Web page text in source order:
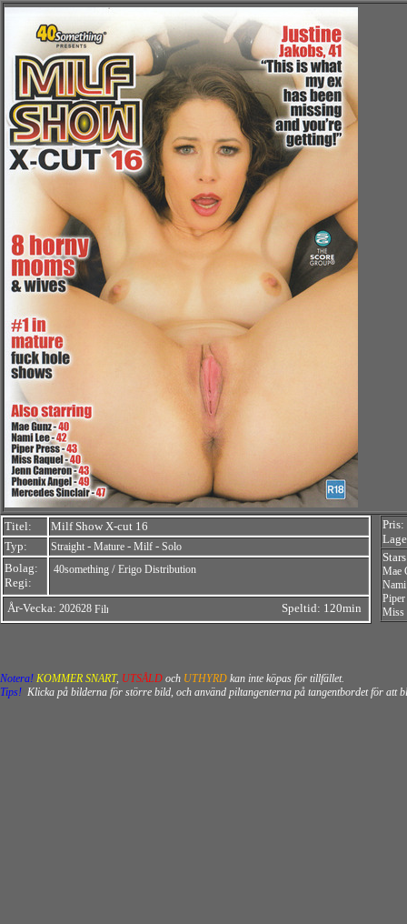
Titel:
Milf Show X-cut 16
Typ:
Straight - Mature - Milf - Solo
Bolag:
Regi:
40something / Erigo Distribution
År-Vecka: 202628 Speltid: 120min
Mae
Piper
Miss
Notera! KOMMER SNART, UTSÅLD och UTHYRD kan inte köpas för tillfället.
Tips! Klicka på bilderna för större bild, och använd piltangenterna på tangentbordet för att